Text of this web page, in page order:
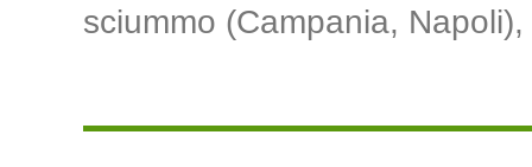
sciummo (Campania,